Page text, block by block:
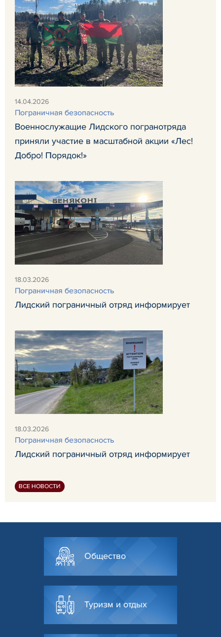
14.04.2026
Пограничная безопасность
Военнослужащие Лидского погранотряда
приняли участие в масштабной акции «Лес!
Добро! Порядок!»
18.03.2026
Пограничная безопасность
Лидский пограничный отряд информирует
18.03.2026
Пограничная безопасность
Лидский пограничный отряд информирует
ВСЕ НОВОСТИ
Общество
Туризм и отдых